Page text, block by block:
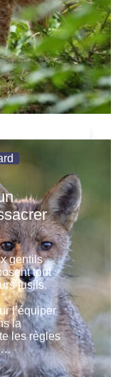
gentils
tout
fusils.
l’équiper
la
les règles